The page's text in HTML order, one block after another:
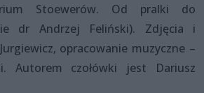
Stoewerów. Od pralki do
dr Andrzej Feliński). Zdjęcia i
opracowanie muzyczne –
Autorem czołówki jest Dariusz